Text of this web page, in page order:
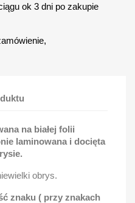
ok 3 dni po zakupie
na białej folii
laminowana i docięta
obrys.
znaku ( przy znakach